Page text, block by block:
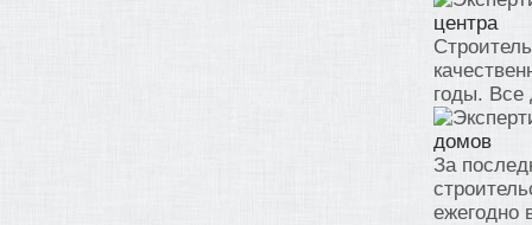
центра
годы. Все
домов
За
ежегодно